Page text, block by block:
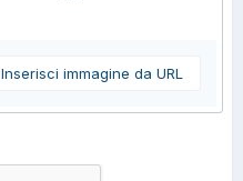
Inserisci immagine da URL